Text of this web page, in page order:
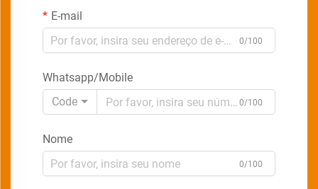
E-mail
0/100
Whatsapp/Mobile
Code
0/100
Nome
0/100